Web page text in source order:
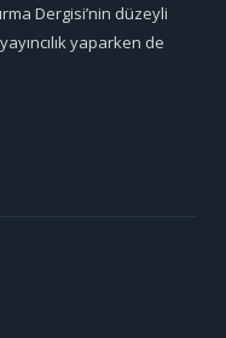
Dergisi’nin düzeyli
yaparken de